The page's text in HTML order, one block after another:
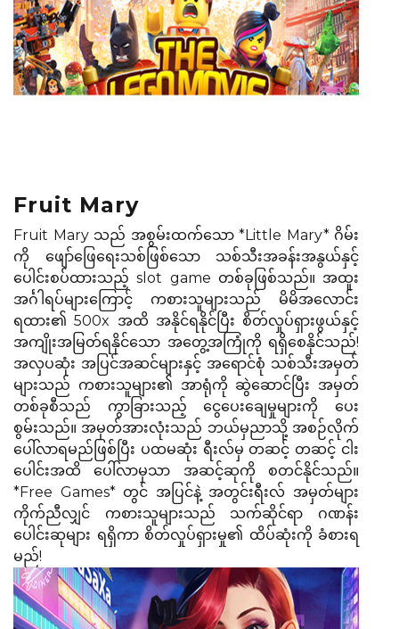
Fruit Mary
Fruit Mary သည် အစွမ်းထက်သော *Little Mary* ဂိမ်း
ကို ဖျော်ဖြေရေးသစ်ဖြစ်သော သစ်သီးအခန်းအနွယ်နှင့်
ပေါင်းစပ်ထားသည့် slot game တစ်ခုဖြစ်သည်။ အထူး
အင်္ဂါရပ်များကြောင့် ကစားသူများသည် မိမိအလောင်း
ရထား၏ 500x အထိ အနိုင်ရနိုင်ပြီး စိတ်လှုပ်ရှားဖွယ်နှင့်
အကျိုးအမြတ်ရနိုင်သော အတွေ့အကြုံကို ရရှိစေနိုင်သည်!
အလှပဆုံး အပြင်အဆင်များနှင့် အရောင်စုံ သစ်သီးအမှတ်
များသည် ကစားသူများ၏ အာရုံကို ဆွဲဆောင်ပြီး အမှတ်
တစ်ခုစီသည် ကွာခြားသည့် ငွေပေးချေမှုများကို ပေး
စွမ်းသည်။ အမှတ်အားလုံးသည် ဘယ်မှညာသို့ အစဉ်လိုက်
ပေါ်လာရမည်ဖြစ်ပြီး ပထမဆုံး ရီးလ်မှ တဆင့် တဆင့် ငါး
ပေါင်းအထိ ပေါ်လာမှသာ အဆင့်ဆုကို စတင်နိုင်သည်။
*Free Games* တွင် အပြင်နဲ့ အတွင်းရီးလ် အမှတ်များ
ကိုက်ညီလျှင် ကစားသူများသည် သက်ဆိုင်ရာ ဂဏန်း
ပေါင်းဆုများ ရရှိကာ စိတ်လှုပ်ရှားမှု၏ ထိပ်ဆုံးကို ခံစားရ
မည်!